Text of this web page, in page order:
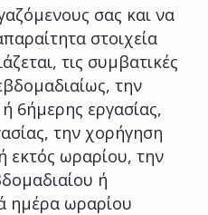
σας και να
στοιχεία
τις συμβατικές
την
6ήμερης εργασίας,
την χορήγηση
εκτός ωραρίου, την
ή
ημέρα ωραρίου